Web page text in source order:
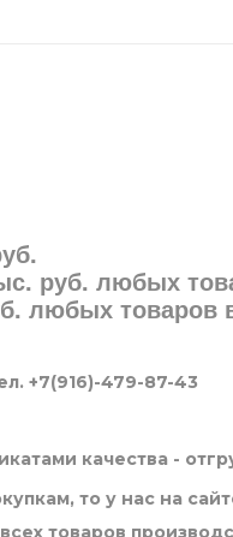
руб. любых
любых товаров
+7(916)-479-87-43
качества -
то у нас на
товаров